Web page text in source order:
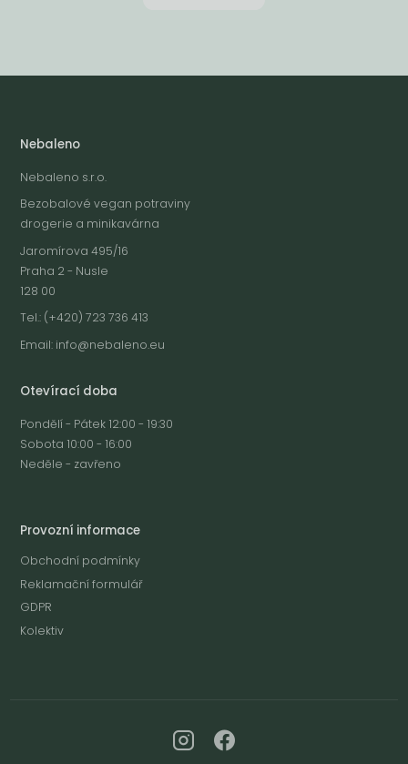
Nebaleno
Nebaleno s.r.o.
Bezobalové vegan potraviny
drogerie a minikavárna
Jaromírova 495/16
Praha 2 - Nusle
128 00
Tel.: (+420) 723 736 413
Email: info@nebaleno.eu
Otevírací doba
Pondělí - Pátek 12:00 - 19:30
Sobota 10:00 - 16:00
Neděle - zavřeno
Provozní informace
Obchodní podmínky
Reklamační formulář
GDPR
Kolektiv